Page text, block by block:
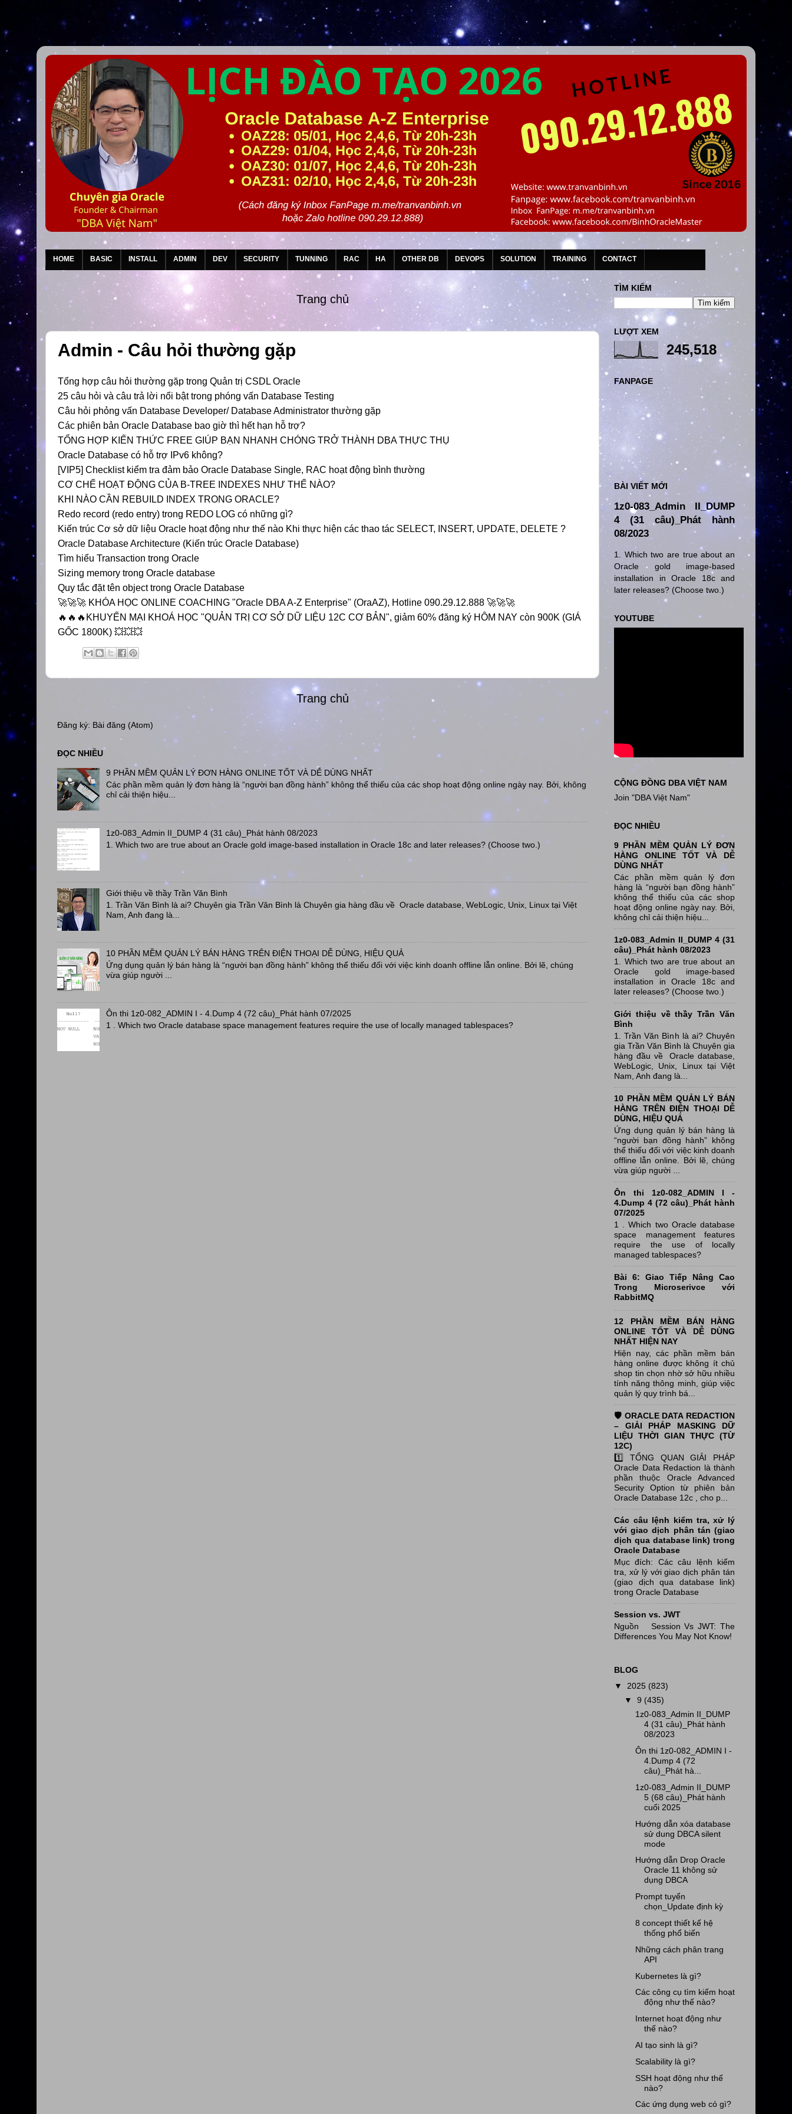
HOME BASIC INSTALL ADMIN DEV SECURITY TUNNING RAC HA OTHER DB DEVOPS SOLUTION TRAINING CONTACT
Trang chủ
Admin - Câu hỏi thường gặp
Tổng hợp câu hỏi thường gặp trong Quản trị CSDL Oracle
25 câu hỏi và câu trả lời nổi bật trong phóng vấn Database Testing
Câu hỏi phỏng vấn Database Developer/ Database Administrator thường gặp
Các phiên bản Oracle Database bao giờ thì hết hạn hỗ trợ?
TỔNG HỢP KIẾN THỨC FREE GIÚP BẠN NHANH CHÓNG TRỞ THÀNH DBA THỰC THỤ
Oracle Database có hỗ trợ IPv6 không?
[VIP5] Checklist kiểm tra đảm bảo Oracle Database Single, RAC hoạt động bình thường
CƠ CHẾ HOẠT ĐỘNG CỦA B-TREE INDEXES NHƯ THẾ NÀO?
KHI NÀO CẦN REBUILD INDEX TRONG ORACLE?
Redo record (redo entry) trong REDO LOG có những gì?
Kiến trúc Cơ sở dữ liệu Oracle hoạt động như thế nào Khi thực hiện các thao tác SELECT, INSERT, UPDATE, DELETE ?
Oracle Database Architecture (Kiến trúc Oracle Database)
Tìm hiểu Transaction trong Oracle
Sizing memory trong Oracle database
Quy tắc đặt tên object trong Oracle Database
🚀🚀🚀 KHÓA HỌC ONLINE COACHING "Oracle DBA A-Z Enterprise" (OraAZ), Hotline 090.29.12.888 🚀🚀🚀
🔥🔥🔥KHUYẾN MẠI KHOÁ HỌC "QUẢN TRỊ CƠ SỞ DỮ LIỆU 12C CƠ BẢN", giảm 60% đăng ký HÔM NAY còn 900K (GIÁ
GỐC 1800K) 💥💥💥
Trang chủ
Đăng ký: Bài đăng (Atom)
ĐỌC NHIỀU
9 PHẦN MỀM QUẢN LÝ ĐƠN HÀNG ONLINE TỐT VÀ DỄ DÙNG NHẤT
Các phần mềm quản lý đơn hàng là “người bạn đồng hành” không thể thiếu của các shop hoạt động online ngày nay. Bởi, không
chỉ cải thiện hiệu...
1z0-083_Admin II_DUMP 4 (31 câu)_Phát hành 08/2023
1. Which two are true about an Oracle gold image-based installation in Oracle 18c and later releases? (Choose two.)
Giới thiệu về thầy Trần Văn Bình
1. Trần Văn Bình là ai? Chuyên gia Trần Văn Bình là Chuyên gia hàng đầu về Oracle database, WebLogic, Unix, Linux tại Việt
Nam, Anh đang là...
10 PHẦN MỀM QUẢN LÝ BÁN HÀNG TRÊN ĐIỆN THOẠI DỄ DÙNG, HIỆU QUẢ
Ứng dụng quản lý bán hàng là “người bạn đồng hành” không thể thiếu đối với việc kinh doanh offline lẫn online. Bởi lẽ, chúng
vừa giúp người ...
Ôn thi 1z0-082_ADMIN I - 4.Dump 4 (72 câu)_Phát hành 07/2025
1 . Which two Oracle database space management features require the use of locally managed tablespaces?
TÌM KIẾM
LƯỢT XEM
245,518
FANPAGE
BÀI VIẾT MỚI
1z0-083_Admin II_DUMP
4 (31 câu)_Phát hành
08/2023
1. Which two are true about an
Oracle gold image-based
installation in Oracle 18c and
later releases? (Choose two.)
YOUTUBE
CỘNG ĐỒNG DBA VIỆT NAM
Join "DBA Việt Nam"
ĐỌC NHIỀU
9 PHẦN MỀM QUẢN LÝ ĐƠN
HÀNG ONLINE TỐT VÀ DỄ
DÙNG NHẤT
Các phần mềm quản lý đơn
hàng là “người bạn đồng hành”
không thể thiếu của các shop
hoạt động online ngày nay. Bởi,
không chỉ cải thiện hiệu...
1z0-083_Admin II_DUMP 4 (31
câu)_Phát hành 08/2023
1. Which two are true about an
Oracle gold image-based
installation in Oracle 18c and
later releases? (Choose two.)
Giới thiệu về thầy Trần Văn
Bình
1. Trần Văn Bình là ai? Chuyên
gia Trần Văn Bình là Chuyên gia
hàng đầu về Oracle database,
WebLogic, Unix, Linux tại Việt
Nam, Anh đang là...
10 PHẦN MỀM QUẢN LÝ BÁN
HÀNG TRÊN ĐIỆN THOẠI DỄ
DÙNG, HIỆU QUẢ
Ứng dụng quản lý bán hàng là
“người bạn đồng hành” không
thể thiếu đối với việc kinh doanh
offline lẫn online. Bởi lẽ, chúng
vừa giúp người ...
Ôn thi 1z0-082_ADMIN I -
4.Dump 4 (72 câu)_Phát hành
07/2025
1 . Which two Oracle database
space management features
require the use of locally
managed tablespaces?
Bài 6: Giao Tiếp Nâng Cao
Trong Microserivce với
RabbitMQ
12 PHẦN MỀM BÁN HÀNG
ONLINE TỐT VÀ DỄ DÙNG
NHẤT HIỆN NAY
Hiện nay, các phần mềm bán
hàng online được không ít chủ
shop tin chọn nhờ sở hữu nhiều
tính năng thông minh, giúp việc
quản lý quy trình bá...
🛡️ ORACLE DATA REDACTION
– GIẢI PHÁP MASKING DỮ
LIỆU THỜI GIAN THỰC (TỪ
12C)
1️⃣ TỔNG QUAN GIẢI PHÁP
Oracle Data Redaction là thành
phần thuộc Oracle Advanced
Security Option từ phiên bản
Oracle Database 12c , cho p...
Các câu lệnh kiểm tra, xử lý
với giao dịch phân tán (giao
dịch qua database link) trong
Oracle Database
Mục đích: Các câu lệnh kiểm
tra, xử lý với giao dịch phân tán
(giao dịch qua database link)
trong Oracle Database
Session vs. JWT
Nguồn Session Vs JWT: The
Differences You May Not Know!
BLOG
▼ 2025 (823)
▼9 (435)
1z0-083_Admin II_DUMP
4 (31 câu)_Phát hành
08/2023
Ôn thi 1z0-082_ADMIN I -
4.Dump 4 (72
câu)_Phát hà...
1z0-083_Admin II_DUMP
5 (68 câu)_Phát hành
cuối 2025
Hướng dẫn xóa database
sử dung DBCA silent
mode
Hướng dẫn Drop Oracle
Oracle 11 không sử
dụng DBCA
Prompt tuyển
chọn_Update định kỳ
8 concept thiết kế hệ
thống phổ biến
Những cách phân trang
API
Kubernetes là gì?
Các công cụ tìm kiếm hoạt
động như thế nào?
Internet hoạt động như
thế nào?
AI tạo sinh là gì?
Scalability là gì?
SSH hoạt động như thế
nào?
Các ứng dụng web có gì?